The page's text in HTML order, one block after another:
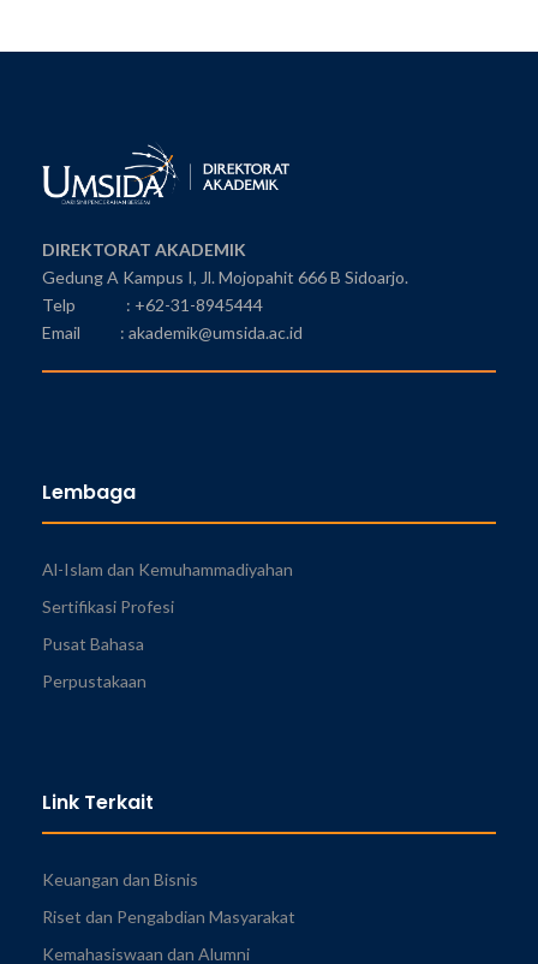
DIREKTORAT AKADEMIK
Gedung A Kampus I, Jl. Mojopahit 666 B Sidoarjo.
Telp : +62-31-8945444
Email : akademik@umsida.ac.id
Lembaga
Al-Islam dan Kemuhammadiyahan
Sertifikasi Profesi
Pusat Bahasa
Perpustakaan
Link Terkait
Keuangan dan Bisnis
Riset dan Pengabdian Masyarakat
Kemahasiswaan dan Alumni